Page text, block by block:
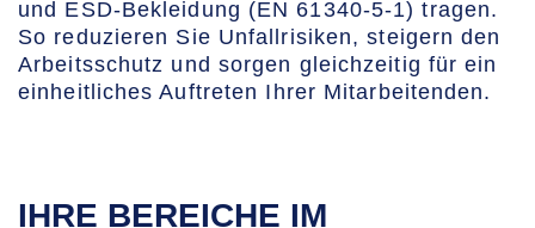
und ESD-Bekleidung (EN 61340-5-1) tragen.
So reduzieren Sie Unfallrisiken, steigern den
Arbeitsschutz und sorgen gleichzeitig für ein
einheitliches Auftreten Ihrer Mitarbeitenden.
IHRE BEREICHE IM